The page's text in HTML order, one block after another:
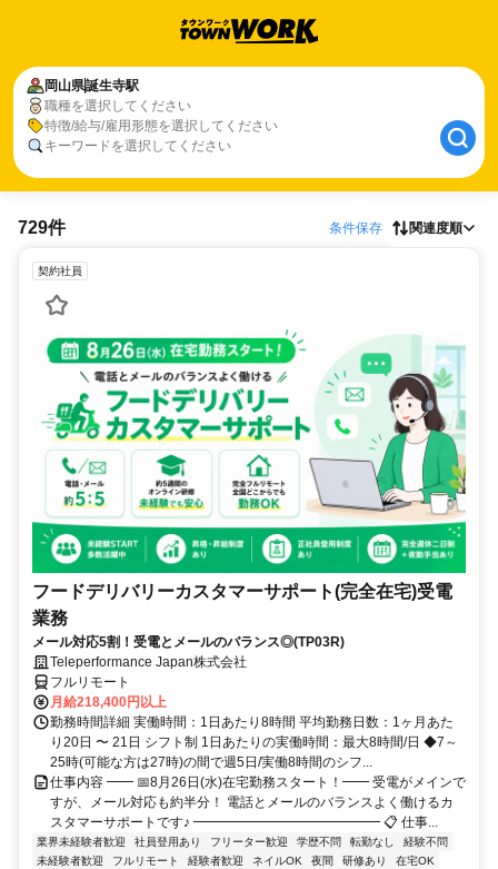
岡山県誕生寺駅
職種を選択してください
特徴/給与/雇用形態を選択してください
キーワードを選択してください
729件 条件保存 関連度順
契約社員
フードデリバリーカスタマーサポート(完全在宅)受電
業務
メール対応5割！受電とメールのバランス◎(TP03R)
Teleperformance Japan株式会社
フルリモート
月給218,400円以上
勤務時間詳細 実働時間：1日あたり8時間 平均勤務日数：1ヶ月あた
り20日 〜 21日 シフト制 1日あたりの実働時間：最大8時間/日 ◆7～
25時(可能な方は27時)の間で週5日/実働8時間のシフ...
仕事内容 ━━ 📅8月26日(水)在宅勤務スタート！━━ 受電がメインで
すが、メール対応も約半分！ 電話とメールのバランスよく働けるカ
スタマーサポートです♪ ━━━━━━━━━━━━━━ 📋 仕事...
業界未経験者歓迎 社員登用あり フリーター歓迎 学歴不問 転勤なし
経験不問
未経験者歓迎
フルリモート 経験者歓迎 ネイルOK 夜間 研修あり
在宅OK